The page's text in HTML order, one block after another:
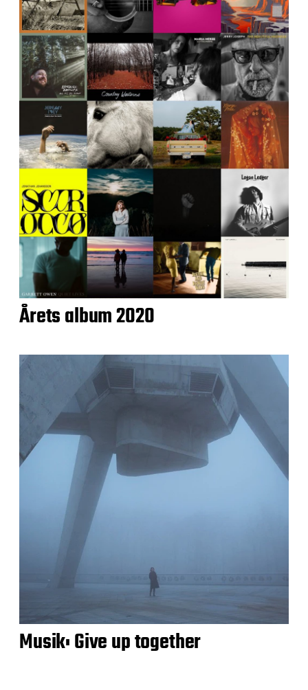
Årets album 2020
Musik: Give up together